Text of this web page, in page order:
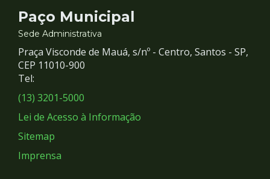
Contato
e
Redes
Sociais
Paço Municipal
Sede Administrativa
Praça Visconde de Mauá, s/nº - Centro, Santos - SP,
CEP 11010-900
Tel:
(13) 3201-5000
Lei de Acesso à Informação
Sitemap
Imprensa